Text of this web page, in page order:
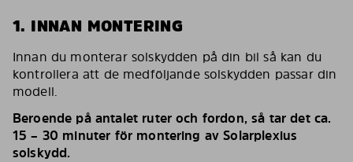
1. INNAN MONTERING
Innan du monterar solskydden på din bil så kan du
kontrollera att de medföljande solskydden passar din
modell.
Beroende på antalet ruter och fordon, så tar det ca.
15 – 30 minuter för montering av Solarplexius
solskydd.